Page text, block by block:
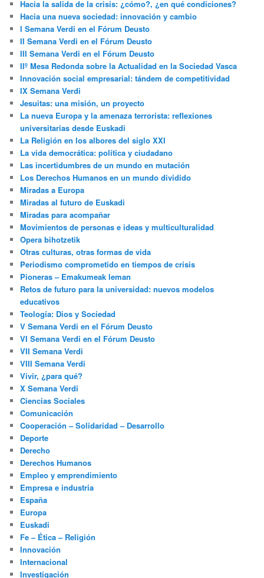
Hacia la salida de la crisis: ¿cómo?, ¿en qué condiciones?
Hacia una nueva sociedad: innovación y cambio
I Semana Verdi en el Fórum Deusto
II Semana Verdi en el Fórum Deusto
III Semana Verdi en el Fórum Deusto
IIº Mesa Redonda sobre la Actualidad en la Sociedad Vasca
Innovación social empresarial: tándem de competitividad
IX Semana Verdi
Jesuitas: una misión, un proyecto
La nueva Europa y la amenaza terrorista: reflexiones
universitarias desde Euskadi
La Religión en los albores del siglo XXI
La vida democrática: política y ciudadano
Las incertidumbres de un mundo en mutación
Los Derechos Humanos en un mundo dividido
Miradas a Europa
Miradas al futuro de Euskadi
Miradas para acompañar
Movimientos de personas e ideas y multiculturalidad
Opera bihotzetik
Otras culturas, otras formas de vida
Periodismo comprometido en tiempos de crisis
Pioneras – Emakumeak leman
Retos de futuro para la universidad: nuevos modelos
educativos
Teología: Dios y Sociedad
V Semana Verdi en el Fórum Deusto
VI Semana Verdi en el Fórum Deusto
VII Semana Verdi
VIII Semana Verdi
Vivir, ¿para qué?
X Semana Verdi
Ciencias Sociales
Comunicación
Cooperación – Solidaridad – Desarrollo
Deporte
Derecho
Derechos Humanos
Empleo y emprendimiento
Empresa e industria
España
Europa
Euskadi
Fe – Ética – Religión
Innovación
Internacional
Investigación